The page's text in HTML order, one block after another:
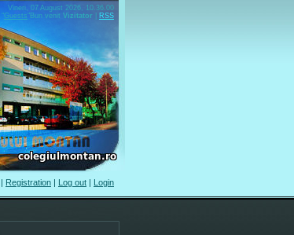
Vineri, 07 August 2026, 10.36.00
"Guests" Bun venit Vizitator RSS
| Registration | Log out | Login